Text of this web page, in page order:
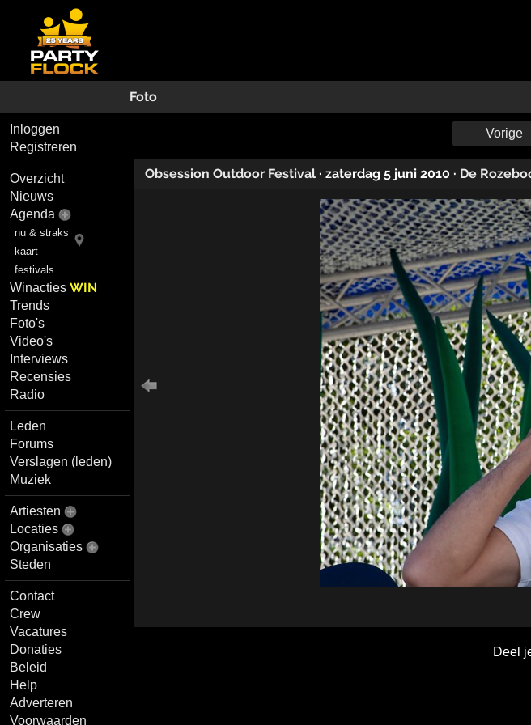
Foto
Inloggen
Registreren
Overzicht
Nieuws
Agenda
nu & straks
kaart
festivals
WinactiesWIN
Trends
Foto's
Video's
Interviews
Recensies
Radio
Leden
Forums
Verslagen (leden)
Muziek
Artiesten
Locaties
Organisaties
Steden
Contact
Crew
Vacatures
Donaties
Beleid
Help
Adverteren
Voorwaarden
Vorige
Obsession Outdoor Festival · zaterdag 5 juni 2010 · De
Deel